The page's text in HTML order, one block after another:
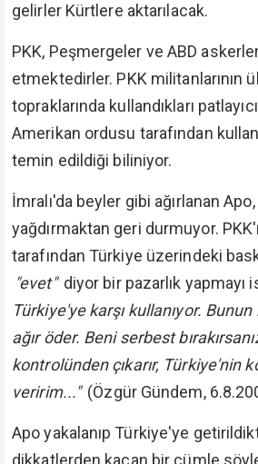
gelirler Kürtlere aktarılacak.
PKK, Peşmergeler ve ABD
etmektedirler. PKK militanlarının
topraklarında kullandıkları
Amerikan ordusu tarafından
temin edildiği biliniyor.
İmralı'da beyler gibi ağırlanan
yağdırmaktan geri durmuyor.
tarafından Türkiye üzerindeki
"evet" diyor bir pazarlık yapmayı
Türkiye'ye karşı kullanıyor.
ağır öder. Beni serbest
kontrolünden çıkarır, Türkiye'nin
veririm..." (Özgür Gündem,
Apo yakalanıp Türkiye'ye
dikkatlerden kaçan bir cümle